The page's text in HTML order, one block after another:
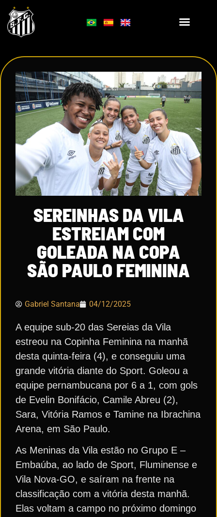
SEREINHAS DA VILA
ESTREIAM COM
GOLEADA NA COPA
SÃO PAULO FEMININA
Gabriel Santana 04/12/2025
A equipe sub-20 das Sereias da Vila
estreou na Copinha Feminina na manhã
desta quinta-feira (4), e conseguiu uma
grande vitória diante do Sport. Goleou a
equipe pernambucana por 6 a 1, com gols
de Evelin Bonifácio, Camile Abreu (2),
Sara, Vitória Ramos e Tamine na Ibrachina
Arena, em São Paulo.
As Meninas da Vila estão no Grupo E –
Embaúba, ao lado de Sport, Fluminense e
Vila Nova-GO, e saíram na frente na
classificação com a vitória desta manhã.
Elas voltam a campo no próximo domingo